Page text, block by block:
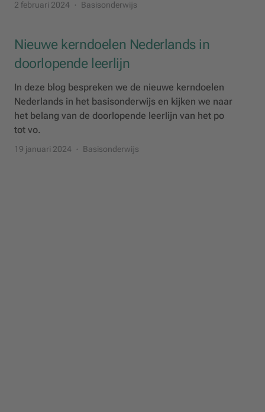
2 februari 2024 Basisonderwijs
Nieuwe kerndoelen Nederlands in
doorlopende leerlijn
In deze blog bespreken we de nieuwe kerndoelen
Nederlands in het basisonderwijs en kijken we naar
het belang van de doorlopende leerlijn van het po
tot vo.
19 januari 2024 Basisonderwijs